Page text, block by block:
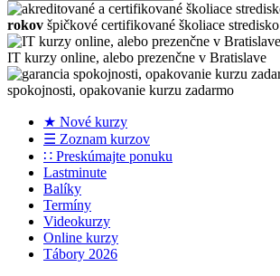
rokov špičkové certifikované školiace stredisko
IT kurzy online, alebo prezenčne v Bratislave
spokojnosti, opakovanie kurzu zadarmo
★ Nové kurzy
☰ Zoznam kurzov
∷ Preskúmajte ponuku
Lastminute
Balíky
Termíny
Videokurzy
Online kurzy
Tábory 2026